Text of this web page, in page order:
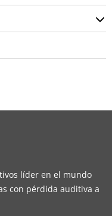
líder en el mundo
con pérdida auditiva a